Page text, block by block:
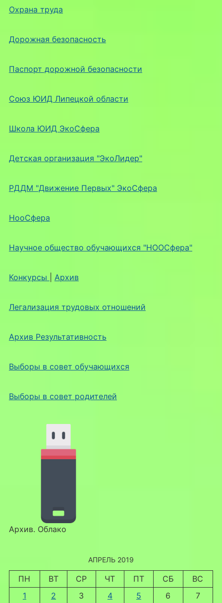
Охрана труда
Дорожная безопасность
Паспорт дорожной безопасности
Союз ЮИД Липецкой области
Школа ЮИД ЭкоСфера
Детская организация "ЭкоЛидер"
РДДМ "Движение Первых" ЭкоСфера
НооСфера
Научное общество обучающихся "НООСфера"
Конкурсы Архив
Легализация трудовых отношений
Архив Результативность
Выборы в совет обучающихся
Выборы в совет родителей
Архив. Облако
АПРЕЛЬ 2019
ПН ВТ СР ЧТ ПТ СБ
ВС
1
2 3 4 5 6 7